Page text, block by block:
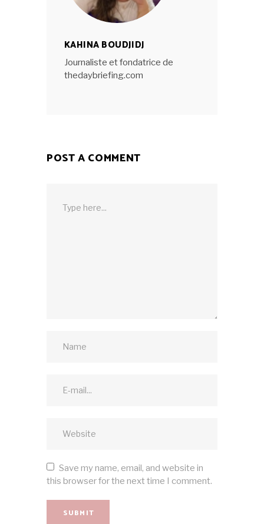
KAHINA BOUDJIDJ
Journaliste et fondatrice de
thedaybriefing.com
POST A COMMENT
Save my name, email, and website in
this browser for the next time I comment.
SUBMIT